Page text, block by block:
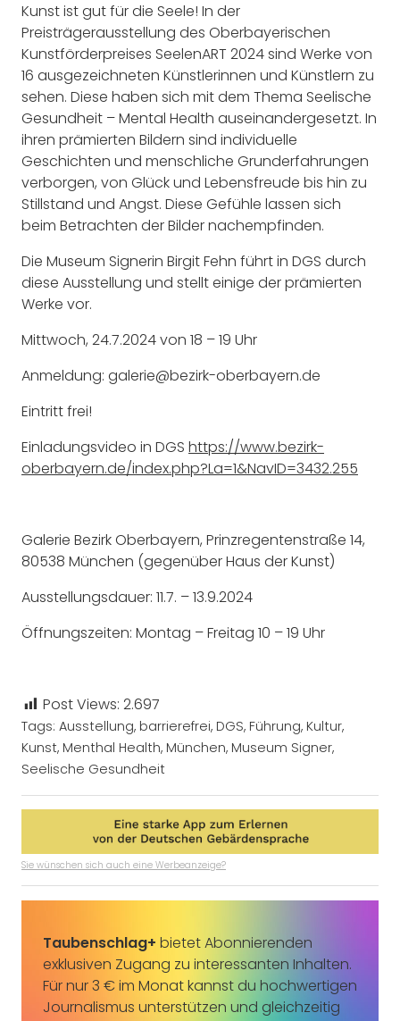
Kunst ist gut für die Seele! In der
Preisträgerausstellung des Oberbayerischen
Kunstförderpreises SeelenART 2024 sind Werke von
16 ausgezeichneten Künstlerinnen und Künstlern zu
sehen. Diese haben sich mit dem Thema Seelische
Gesundheit – Mental Health auseinandergesetzt. In
ihren prämierten Bildern sind individuelle
Geschichten und menschliche Grunderfahrungen
verborgen, von Glück und Lebensfreude bis hin zu
Stillstand und Angst. Diese Gefühle lassen sich
beim Betrachten der Bilder nachempfinden.
Die Museum Signerin Birgit Fehn führt in DGS durch
diese Ausstellung und stellt einige der prämierten
Werke vor.
Mittwoch, 24.7.2024 von 18 – 19 Uhr
Anmeldung: galerie@bezirk-oberbayern.de
Eintritt frei!
Einladungsvideo in DGS https://www.bezirk-
oberbayern.de/index.php?La=1&NavID=3432.255
Galerie Bezirk Oberbayern, Prinzregentenstraße 14,
80538 München (gegenüber Haus der Kunst)
Ausstellungsdauer: 11.7. – 13.9.2024
Öffnungszeiten: Montag – Freitag 10 – 19 Uhr
Post Views: 2.697
Tags: Ausstellung, barrierefrei, DGS, Führung, Kultur,
Kunst, Menthal Health, München, Museum Signer,
Seelische Gesundheit
Sie wünschen sich auch eine Werbeanzeige?
Taubenschlag+ bietet Abonnierenden
exklusiven Zugang zu interessanten Inhalten.
Für nur 3 € im Monat kannst du hochwertigen
Journalismus unterstützen und gleichzeitig